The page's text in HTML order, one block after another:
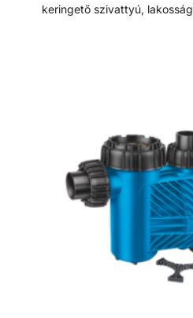
keringető szivattyú,
előszűrővel (3l). Polikarbonát
Sósvizes (elektrolizis)
só koncetrációig. Alkalmazási terület Úszómedence
vízkeringetés
beépíthető max. 2 m-el a
- Polikarbonát átlátszó fedél - Sósvizes (elektrolizis)